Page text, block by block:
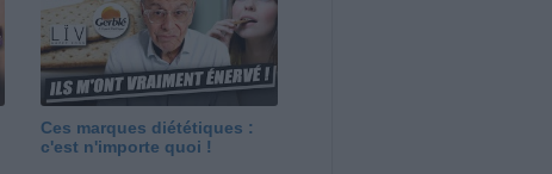
Ces marques diététiques :
c'est n'importe quoi !